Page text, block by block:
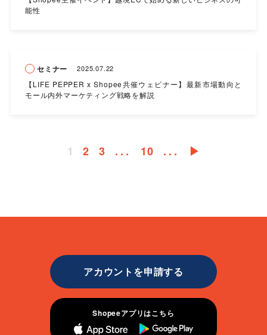
能性
セミナー 2025.07.22
【LIFE PEPPER x Shopee共催ウェビナー】最新市場動向と
モール内外マーケティング戦略を解説
1 2 3 ... 10 ... ▶︎
アカウントを申請する
Shopeeアプリはこちら